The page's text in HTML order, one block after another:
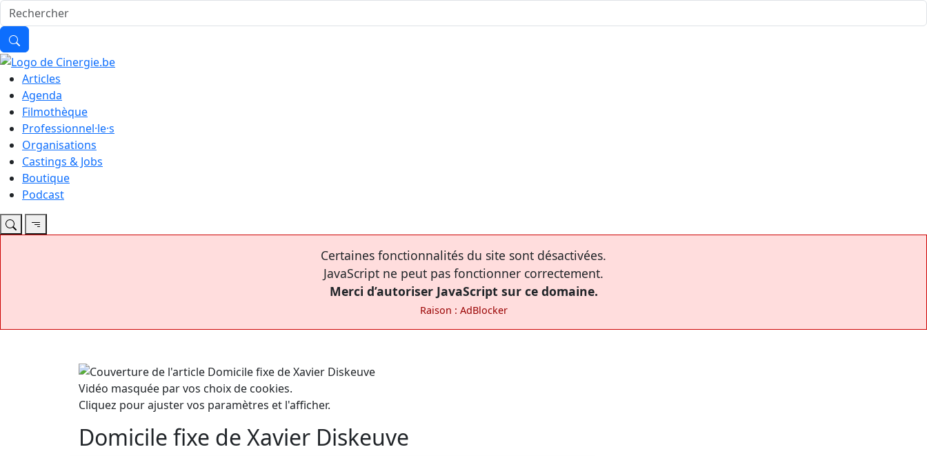
Articles
Agenda
Filmothèque
Professionnel·le·s
Organisations
Castings & Jobs
Boutique
Podcast
Certaines fonctionnalités du site sont désactivées.
JavaScript ne peut pas fonctionner correctement.
Merci d’autoriser JavaScript sur ce domaine.
Raison : AdBlocker
Vidéo masquée par vos choix de cookies.
Cliquez pour ajuster vos paramètres et l'afficher.
Domicile fixe de Xavier Diskeuve